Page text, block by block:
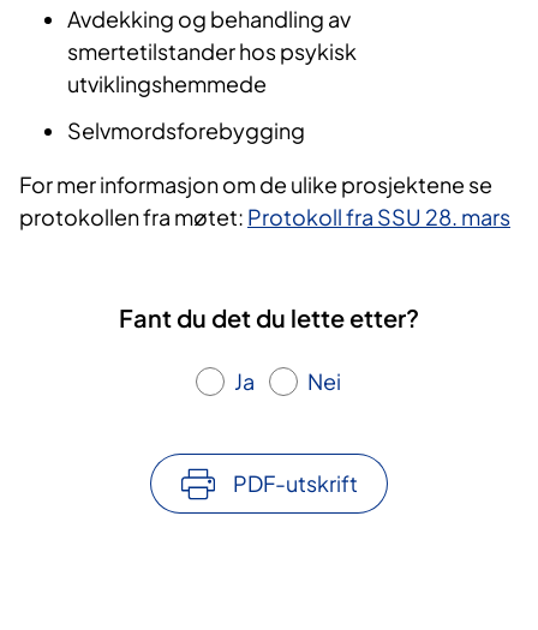
Avdekking og behandling av
smertetilstander hos psykisk
utviklingshemmede
Selvmordsforebygging
For mer informasjon om de ulike prosjektene se
protokollen fra møtet: Protokoll fra SSU 28. mars
Fant du det du lette etter?
Ja Nei
PDF-utskrift